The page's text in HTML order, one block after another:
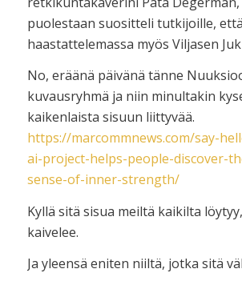
puolestaan suositteli tutkijoille,
haastattelemassa myös Viljasen
No, eräänä päivänä tänne
kuvausryhmä ja niin minultakin
kaikenlaista sisuun liittyvää.
https://marcommnews.com/say-
ai-project-helps-people-discover-
sense-of-inner-strength/
Kyllä sitä sisua meiltä kaikilta
kaivelee.
Ja yleensä eniten niiltä, jotka sitä